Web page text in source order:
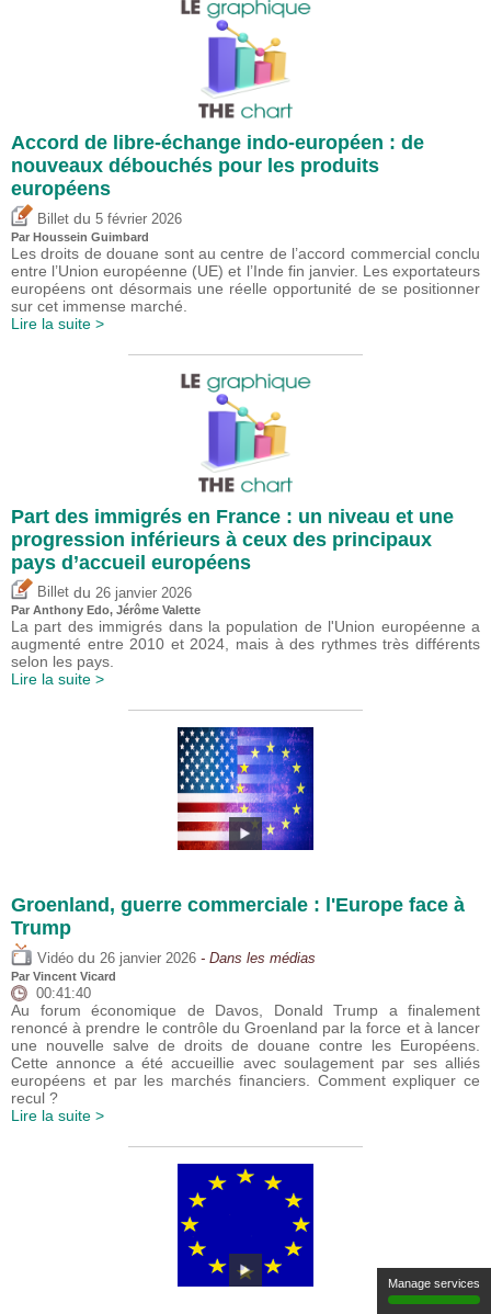
Accord de libre-échange indo-européen : de
nouveaux débouchés pour les produits
européens
Billet du 5 février 2026
Par Houssein Guimbard
Les droits de douane sont au centre de l’accord commercial conclu
entre l’Union européenne (UE) et l’Inde fin janvier. Les exportateurs
européens ont désormais une réelle opportunité de se positionner
sur cet immense marché.
Lire la suite >
Part des immigrés en France : un niveau et une
progression inférieurs à ceux des principaux
pays d’accueil européens
Billet du 26 janvier 2026
Par Anthony Edo, Jérôme Valette
La part des immigrés dans la population de l'Union européenne a
augmenté entre 2010 et 2024, mais à des rythmes très différents
selon les pays.
Lire la suite >
Groenland, guerre commerciale : l'Europe face à
Trump
Vidéo du 26 janvier 2026 - Dans les médias
Par Vincent Vicard
00:41:40
Au forum économique de Davos, Donald Trump a finalement
renoncé à prendre le contrôle du Groenland par la force et à lancer
une nouvelle salve de droits de douane contre les Européens.
Cette annonce a été accueillie avec soulagement par ses alliés
européens et par les marchés financiers. Comment expliquer ce
recul ?
Lire la suite >
Manage services